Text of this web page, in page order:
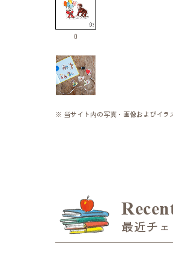
0
※ 当サイト内の写真・画像およびイラ
最近チ